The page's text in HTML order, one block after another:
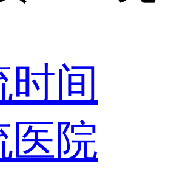
时间
医院